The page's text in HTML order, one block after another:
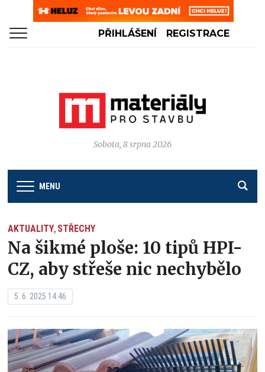
PŘIHLÁŠENÍ REGISTRACE
Sobota, 8 srpna 2026
MENU
AKTUALITY, STŘECHY
Na šikmé ploše: 10 tipů HPI-
CZ, aby střeše nic nechybělo
5. 6. 2025 14:46